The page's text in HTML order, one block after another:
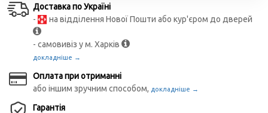
Доставка по Україні
-
на відділення Нової Пошти або кур'єром до дверей
- самовивіз у м. Харків
докладніше →
Оплата при отриманні
або іншим зручним способом, докладніше →
Гарантія